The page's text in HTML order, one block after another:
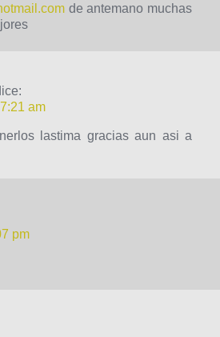
de antemano muchas
am
lastima gracias aun asi a
pm